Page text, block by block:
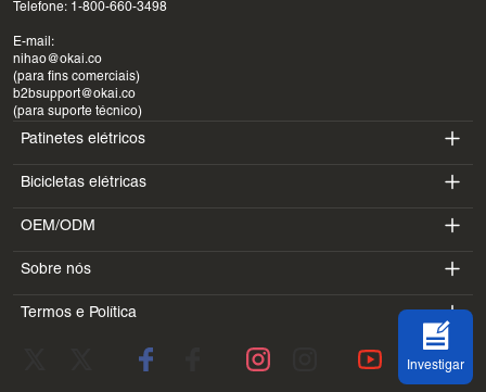
Telefone: 1-800-660-3498
E-mail:
nihao@okai.co
(para fins comerciais)
b2bsupport@okai.co
(para suporte técnico)
Patinetes elétricos
ES400A
ES410
ES600P
Bicicletas elétricas
EB100B
EB300
EB100B V3
OEM/ODM
SV3
BV5
Sobre nós
Introdução
Termos e Política
Termos de serviço
Investigar